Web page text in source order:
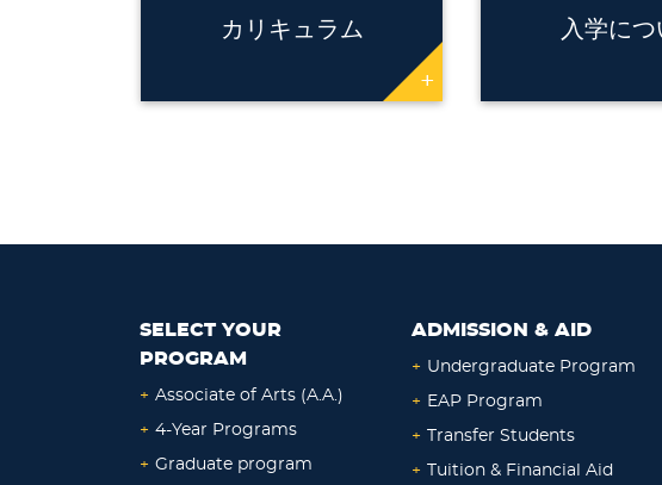
カリキュラム
+
入学につ
SELECT YOUR
PROGRAM
+ Associate of Arts (A.A.)
+ 4-Year Programs
+ Graduate program
ADMISSION & AID
+ Undergraduate Program
+ EAP Program
+ Transfer Students
+ Tuition & Financial Aid